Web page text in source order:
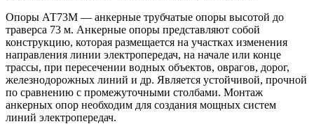
Опоры АТ73М — анкерные трубчатые опоры высотой до
траверса 73 м. Анкерные опоры представляют собой
конструкцию, которая размещается на участках изменения
направления линии электропередач, на начале или конце
трассы, при пересечении водных объектов, оврагов, дорог,
железнодорожных линий и др. Является устойчивой, прочной
по сравнению с промежуточными столбами. Монтаж
анкерных опор необходим для создания мощных систем
линий электропередач.